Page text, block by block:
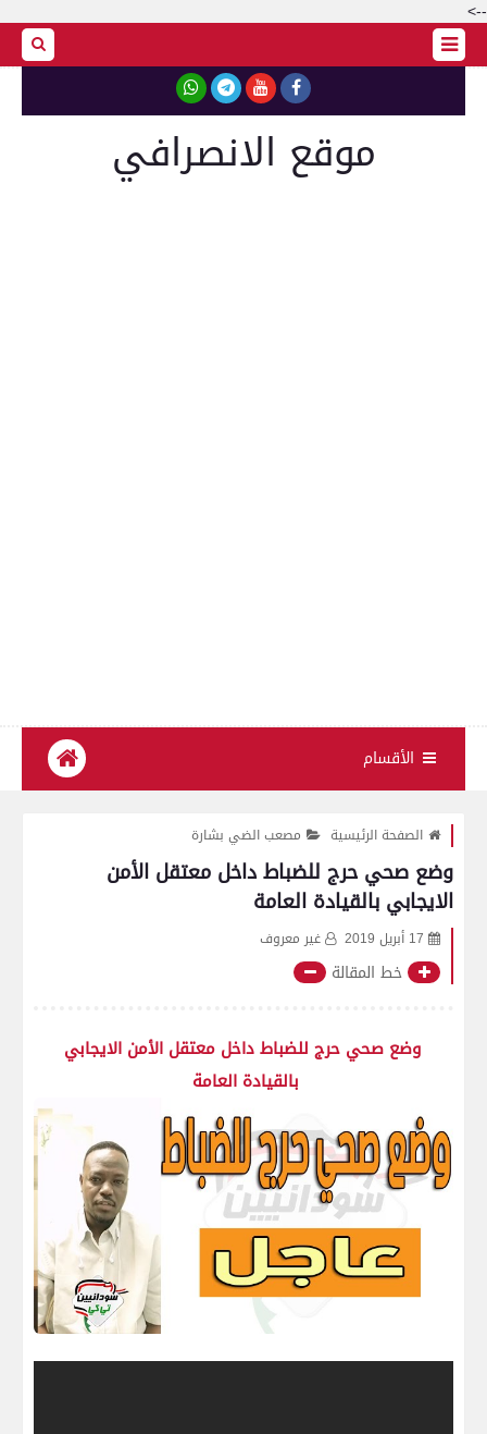
-->
موقع الانصرافي
الأقسام
الصفحة الرئيسية مصعب الضي بشارة
وضع صحي حرج للضباط داخل معتقل الأمن
الايجابي بالقيادة العامة
17 أبريل 2019 غير معروف
خط المقالة
وضع صحي حرج للضباط داخل معتقل الأمن الايجابي
بالقيادة العامة